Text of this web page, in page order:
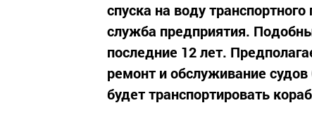
спуска на воду
служба предприятия.
последние 12 лет.
ремонт и обслуживание
будет транспортировать